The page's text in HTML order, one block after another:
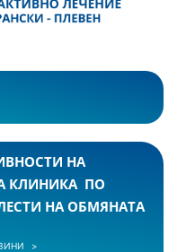
НА
КЛИНИКА ПО
НА ОБМЯНАТА